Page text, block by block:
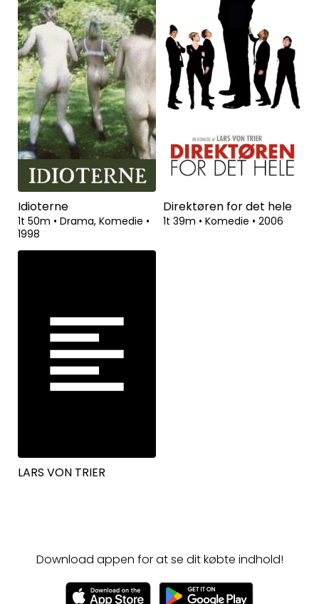
Idioterne
1t 50m • Drama, Komedie •
1998
Direktøren for det hele
1t 39m • Komedie • 2006
LARS VON TRIER
Download appen for at se dit købte indhold!